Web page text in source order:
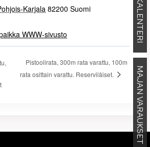
KALENTERI
MAJAN VARAUKSET
Karjala 82200 Suomi
WWW-sivusto
Pistoolirata, 300m rata varattu, 100m
rata osittain varattu. Reserviläiset.